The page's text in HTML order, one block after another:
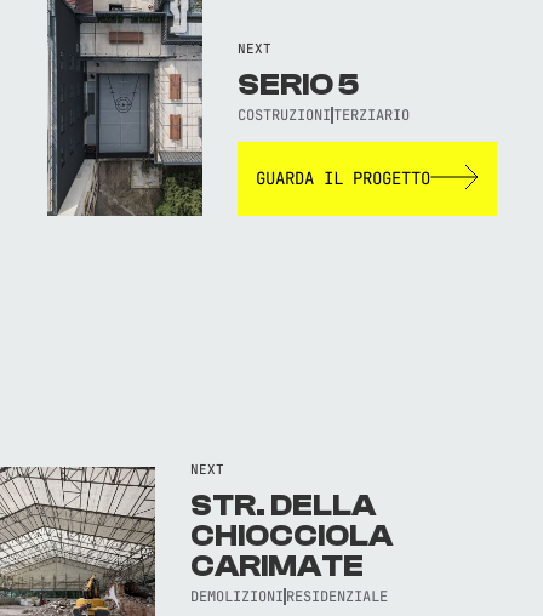
NEXT
SERIO 5
COSTRUZIONITERZIARIO
GUARDA IL PROGETTO
NEXT
STR. DELLA
CHIOCCIOLA
CARIMATE
DEMOLIZIONI RESIDENZIALE